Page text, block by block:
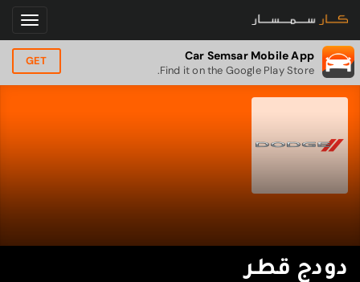
Car Semsar Mobile App
Find it on the Google Play Store.
GET
دودج قطر